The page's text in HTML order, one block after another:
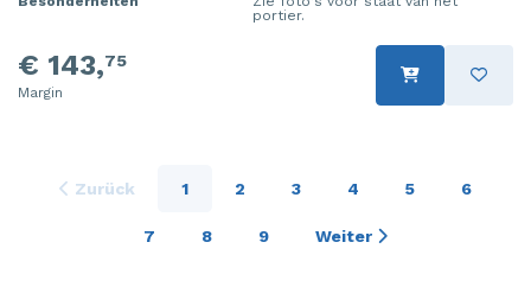
portier.
€ 143,75
Margin
Zurück 1 2 3 4 5 6
7 8 9 Weiter